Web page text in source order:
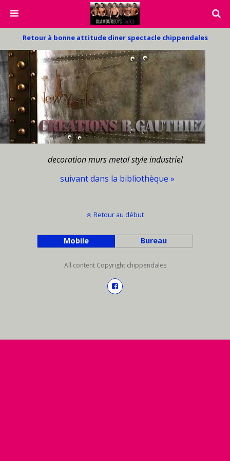
Retour à bonne attitude diner spectacle chippendales
decoration murs metal style industriel
suivant dans la bibliothèque »
Retour au début
Mobile Bureau
All content Copyright chippendales